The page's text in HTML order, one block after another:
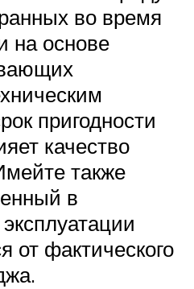
во время
на основе
пригодности
качество
также
в
от фактического